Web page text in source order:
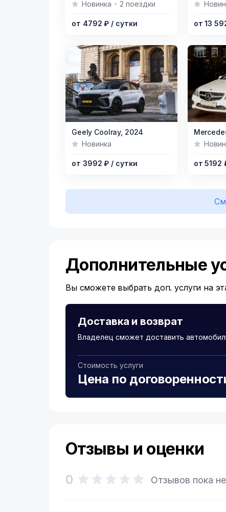
Новинка
2 поездки
от 4792 ₽ / сутки от 13
Item
Geely Coolray, 2024
Новинка
от 3992 ₽ / сутки
Item
от 5192
Дополнительные
Вы сможете выбрать доп. услуги на
Доставка и возврат
Владелец сможет доставить
Стоимость услуги
Цена по
Отзывы и оценки
0 Отзывов пока